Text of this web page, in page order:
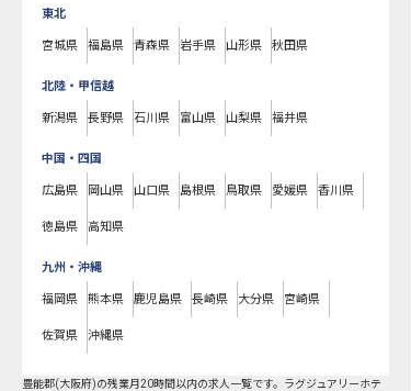
東北
宮城県 福島県 青森県 岩手県 山形県 秋田県
北陸・甲信越
新潟県 長野県 石川県 富山県 山梨県 福井県
中国・四国
広島県 岡山県 山口県 島根県 鳥取県 愛媛県 香川県
徳島県 高知県
九州・沖縄
福岡県 熊本県 鹿児島県 長崎県 大分県 宮崎県
佐賀県 沖縄県
豊能郡(大阪府)の残業月20時間以内の求人一覧です。ラグジュアリーホテ